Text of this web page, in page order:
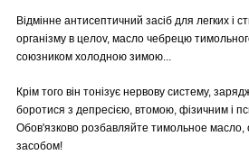
Відмінне антисептичний засіб для легких і
організму в целоv, масло чебрецю
союзником холодною зимою...
Крім того він тонізує нервову систему,
боротися з депресією, втомою, фізичним і
Обов'язково розбавляйте тимольное масло,
засобом!